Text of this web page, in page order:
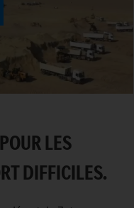
LES
DIFFICILES.